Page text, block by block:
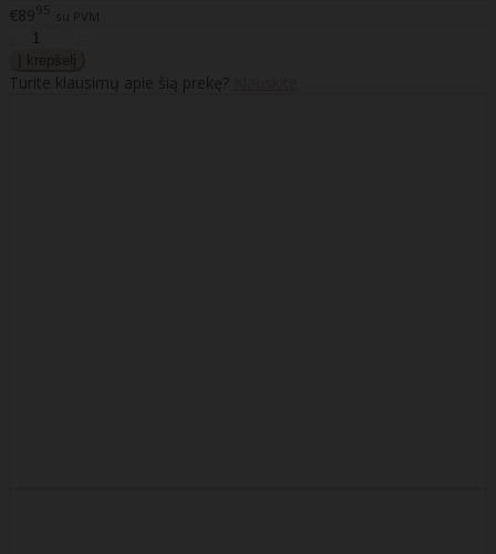
€8995 su PVM
Turite klausimų apie šią prekę?